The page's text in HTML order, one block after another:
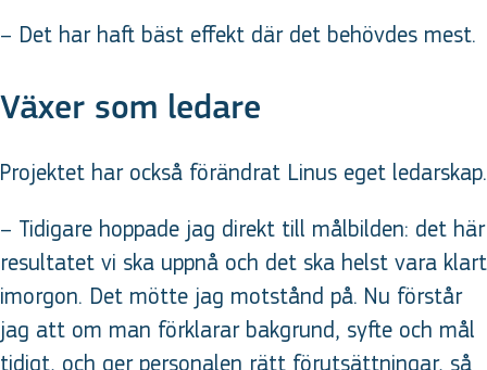
– Det har haft bäst effekt där det behövdes mest.
Växer som ledare
Projektet har också förändrat Linus eget ledarskap.
– Tidigare hoppade jag direkt till målbilden: det här
resultatet vi ska uppnå och det ska helst vara klart
imorgon. Det mötte jag motstånd på. Nu förstår
jag att om man förklarar bakgrund, syfte och mål
tidigt, och ger personalen rätt förutsättningar, så